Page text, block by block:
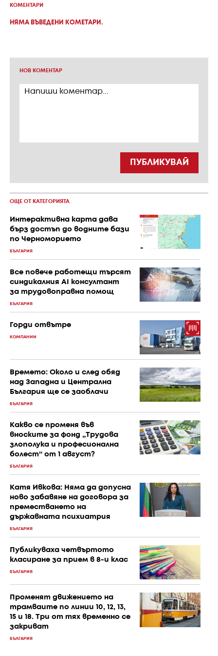
КОМЕНТАРИ
НЯМА ВЪВЕДЕНИ КОМЕТАРИ.
НОВ КОМЕНТАР
ПУБЛИКУВАЙ
ОЩЕ ОТ КАТЕГОРИЯТА
Интерактивна карта дава
бърз достъп до водните бази
по Черноморието
БЪЛГАРИЯ
Все повече работещи търсят
синдикалния AI консултант
за трудовоправна помощ
БЪЛГАРИЯ
Горди отвътре
КОМПАНИИ
Времето: Около и след обяд
над Западна и Централна
България ще се заоблачи
БЪЛГАРИЯ
Какво се променя във
вноските за фонд „Трудова
злополука и професионална
болест“ от 1 август?
БЪЛГАРИЯ
Катя Ивкова: Няма да допусна
ново забавяне на договора за
преместването на
държавната психиатрия
БЪЛГАРИЯ
Публикуваха четвъртото
класиране за прием в 8-и клас
БЪЛГАРИЯ
Променят движението на
трамваите по линии 10, 12, 13,
15 и 18. Три от тях временно се
закриват
БЪЛГАРИЯ